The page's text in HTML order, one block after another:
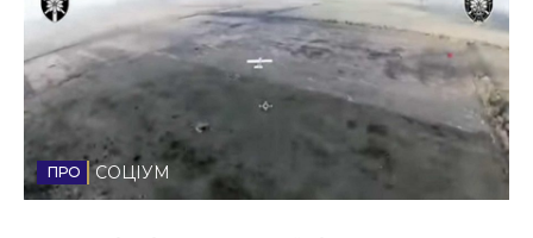
Соціум
Спорт
Стиль життя
Втрачений Ужгород
СОЦІУМ